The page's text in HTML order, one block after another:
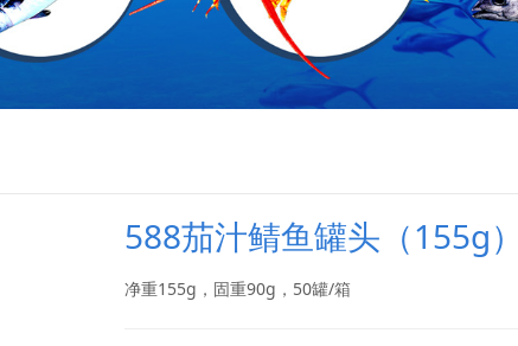
588茄汁鲭鱼罐头（155g）
净重155g，固重90g，50罐/箱